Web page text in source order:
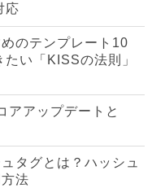
応
のテンプレート10
い「KISSの法則」
アアップデートと
タグとは？ハッシュ
法